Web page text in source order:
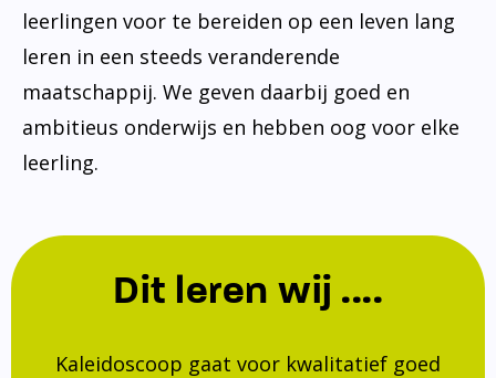
leerlingen voor te bereiden op een leven lang
leren in een steeds veranderende
maatschappij. We geven daarbij goed en
ambitieus onderwijs en hebben oog voor elke
leerling.
Dit leren wij ....
Kaleidoscoop gaat voor kwalitatief goed